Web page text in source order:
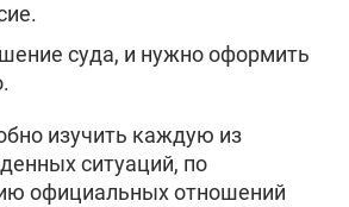
суда, и нужно оформить
изучить каждую из
ситуаций, по
официальных отношений